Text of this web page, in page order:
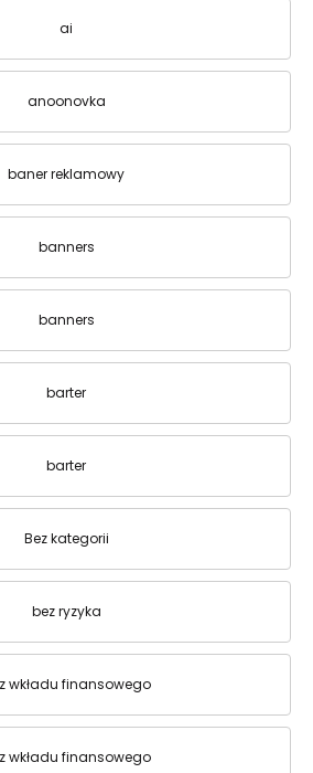
ai
anoonovka
baner reklamowy
banners
banners
barter
barter
Bez kategorii
bez ryzyka
wkładu finansowego
wkładu finansowego